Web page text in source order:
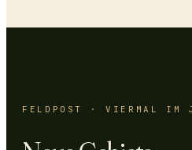
FELDPOST · VIERMAL IM